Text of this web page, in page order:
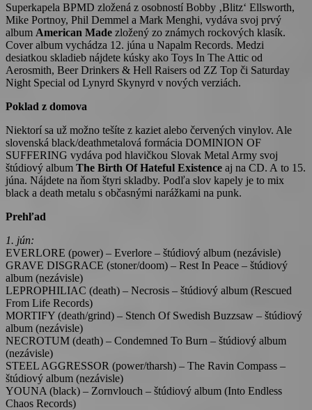
Superkapela BPMD zložená z osobností Bobby ‚Blitz‘ Ellsworth,
Mike Portnoy, Phil Demmel a Mark Menghi, vydáva svoj prvý
album American Made zložený zo známych rockových klasík.
Cover album vychádza 12. júna u Napalm Records. Medzi
desiatkou skladieb nájdete kúsky ako Toys In The Attic od
Aerosmith, Beer Drinkers & Hell Raisers od ZZ Top či Saturday
Night Special od Lynyrd Skynyrd v nových verziách.
Poklad z domova
Niektorí sa už možno tešíte z kaziet alebo červených vinylov. Ale
slovenská black/deathmetalová formácia DOMINION OF
SUFFERING vydáva pod hlavičkou Slovak Metal Army svoj
štúdiový album The Birth Of Hateful Existence aj na CD. A to 15.
júna. Nájdete na ňom štyri skladby. Podľa slov kapely je to mix
black a death metalu s občasnými narážkami na punk.
Prehľad
1. jún:
EVERLORE (power) – Everlore – štúdiový album (nezávisle)
GRAVE DISGRACE (stoner/doom) – Rest In Peace – štúdiový
album (nezávisle)
LEPROPHILIAC (death) – Necrosis – štúdiový album (Rescued
From Life Records)
MORTIFY (death/grind) – Stench Of Swedish Buzzsaw – štúdiový
album (nezávisle)
NECROTUM (death) – Condemned To Burn – štúdiový album
(nezávisle)
STEEL AGGRESSOR (power/tharsh) – The Ravin Compass –
štúdiový album (nezávisle)
YOUNA (black) – Zornvlouch – štúdiový album (Into Endless
Chaos Records)